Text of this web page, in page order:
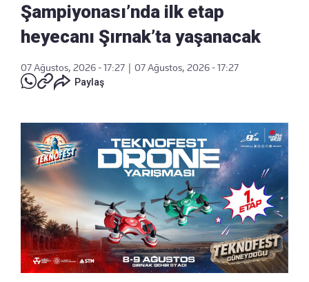
Şampiyonası’nda ilk etap
heyecanı Şırnak’ta yaşanacak
07 Ağustos, 2026 - 17:27
07 Ağustos, 2026 - 17:27
Paylaş